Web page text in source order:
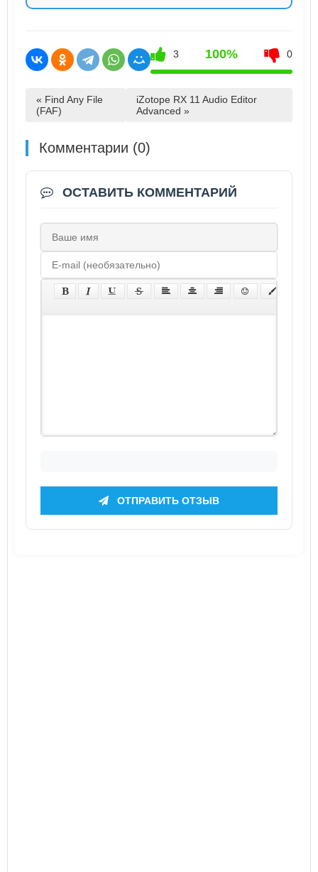
3 100% 0
« Find Any File
(FAF)
iZotope RX 11 Audio Editor
Advanced »
Комментарии (0)
ОСТАВИТЬ КОММЕНТАРИЙ
ОТПРАВИТЬ ОТЗЫВ